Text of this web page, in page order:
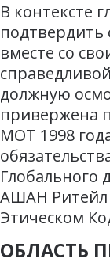
В контексте
вместе со
должную
привержена
МОТ 1998
АШАН Ритейл
Этическом
ОБЛАСТЬ